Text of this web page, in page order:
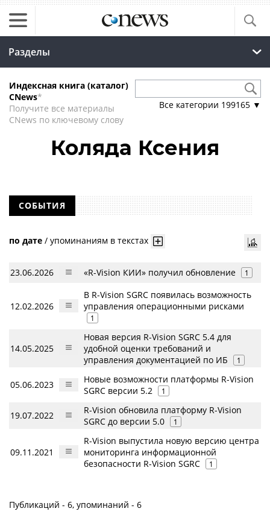
Разделы
Индексная книга (каталог)
CNews*
Получите все материалы
CNews по ключевому слову
Все категории 199165 ▼
Коляда Ксения
СОБЫТИЯ
по дате / упоминаниям в текстах
23.06.2026 «R-Vision КИИ» получил обновление 1
12.02.2026
В R-Vision SGRC появилась возможность
управления операционными рисками
1
14.05.2025
Новая версия R-Vision SGRC 5.4 для
удобной оценки требований и
управления документацией по ИБ
1
05.06.2023
Новые возможности платформы R-Vision
SGRC версии 5.2
1
19.07.2022
R-Vision обновила платформу R-Vision
SGRC до версии 5.0
1
09.11.2021
R-Vision выпустила новую версию центра
мониторинга информационной
безопасности R-Vision SGRC
1
Публикаций - 6, упоминаний - 6